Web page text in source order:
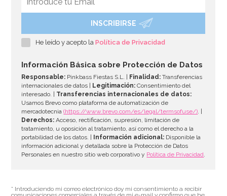
Vela de Cumpleaños Branch 2D Trolls
AÑADIR
INSCRIBIRSE
He leído y acepto laPolítica de Privacidad
Información Básica sobre Protección de Datos
Responsable: Pinkbass Fiestas S.L. | Finalidad: Transferencias
internacionales de datos |
Legitimación: Consentimiento del
interesado. | Transferencias internacionales de datos:
Usamos Brevo como plataforma de automatización de
mercadotecnia(https://www.brevo.com/es/legal/termsofuse/). |
Derechos: Acceso, rectificación, supresión, limitación de
tratamiento, u oposición al tratamiento, así como el derecho a la
portabilidad de los datos. |
Información adicional: Disponible la
información adicional y detallada sobre la Protección de Datos
Personales en nuestro sitio web corporativo y Política de Privacidad.
* Introduciendo mi correo electrónico doy mi consentimiento a recibir